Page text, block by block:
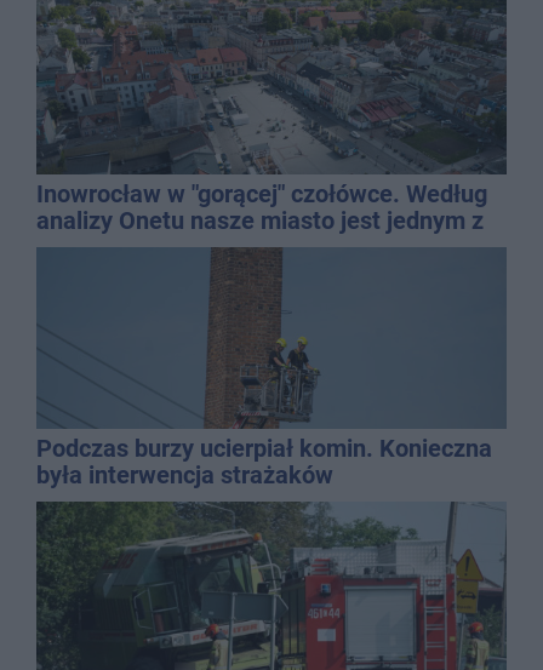
Inowrocław w "gorącej" czołówce. Według
analizy Onetu nasze miasto jest jednym z
najbardziej narażonych na upały
Podczas burzy ucierpiał komin. Konieczna
była interwencja strażaków